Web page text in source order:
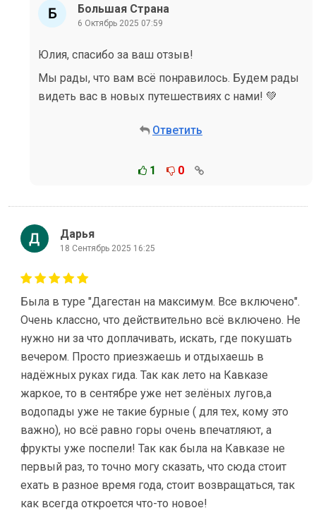
Большая Страна
6 Октябрь 2025 07:59
Юлия, спасибо за ваш отзыв!
Мы рады, что вам всё понравилось. Будем рады
видеть вас в новых путешествиях с нами! 💚
Ответить
1 0
Дарья
18 Сентябрь 2025 16:25
Была в туре "Дагестан на максимум. Вcе включено".
Очень классно, что действительно всё включено. Не
нужно ни за что доплачивать, искать, где покушать
вечером. Просто приезжаешь и отдыхаешь в
надёжных руках гида. Так как лето на Кавказе
жаркое, то в сентябре уже нет зелёных лугов,а
водопады уже не такие бурные ( для тех, кому это
важно), но всё равно горы очень впечатляют, а
фрукты уже поспели! Так как была на Кавказе не
первый раз, то точно могу сказать, что сюда стоит
ехать в разное время года, стоит возвращаться, так
как всегда откроется что-то новое!